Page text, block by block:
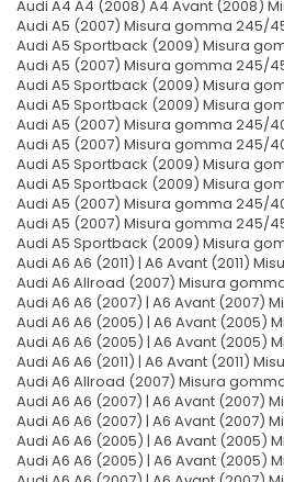
Audi A4 A4 (2008) A4 Avant (2008)
Audi A5 (2007) Misura gomma 245/
Audi A5 Sportback (2009) Misura
Audi A5 (2007) Misura gomma 245/
Audi A5 Sportback (2009) Misura
Audi A5 Sportback (2009) Misura
Audi A5 (2007) Misura gomma 245/
Audi A5 (2007) Misura gomma 245/
Audi A5 Sportback (2009) Misura
Audi A5 Sportback (2009) Misura
Audi A5 (2007) Misura gomma 245/
Audi A5 (2007) Misura gomma 245/
Audi A5 Sportback (2009) Misura
Audi A6 A6 (2011) | A6 Avant (2011)
Audi A6 Allroad (2007) Misura
Audi A6 A6 (2007) | A6 Avant (2007)
Audi A6 A6 (2005) | A6 Avant (2005)
Audi A6 A6 (2005) | A6 Avant (2005)
Audi A6 A6 (2011) | A6 Avant (2011)
Audi A6 Allroad (2007) Misura
Audi A6 A6 (2007) | A6 Avant (2007)
Audi A6 A6 (2007) | A6 Avant (2007)
Audi A6 A6 (2005) | A6 Avant (2005)
Audi A6 A6 (2005) | A6 Avant (2005)